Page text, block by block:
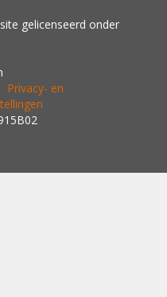
gelicenseerd onder
Privacy- en